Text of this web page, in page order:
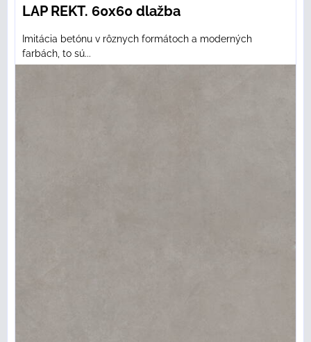
LAP REKT. 60x60 dlažba
Imitácia betónu v rôznych formátoch a moderných
farbách, to sú...